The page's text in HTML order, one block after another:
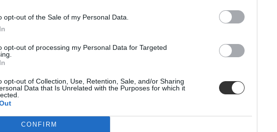
opt-out of the Sale of my Personal Data.
opt-out of processing my Personal Data for Targeted
opt-out of Collection, Use, Retention, Sale, and/or Sharing
Data that Is Unrelated with the Purposes for which it
CONFIRM
szóló közbeszédnek”
kezdte meg működését. Az egyes minisztériumok szintjére kiterjesztett hiperaktivitás
Ám pontosan ez a lendület az, ami egy újabb megkerülhetetlen kihívást is
a kezeléséhez igyekszem az alábbiakban szempontokat adni. Hana György